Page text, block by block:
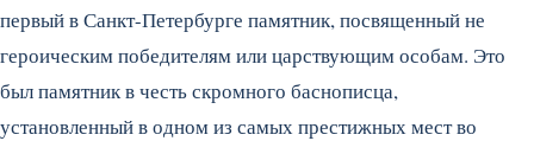
первый в Санкт-Петербурге памятник, посвященный не
героическим победителям или царствующим особам. Это
был памятник в честь скромного баснописца,
установленный в одном из самых престижных мест во